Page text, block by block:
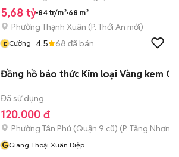
5,68 tỷ 84 tr/m² 68 m²
Phường Thạnh Xuân (P. Thới An mới)
c Cường 4.5 68 đã bán
Đồng hồ báo thức Kim loại Vàng kem
Đã sử dụng
120.000 đ
Phường Tân Phú (Quận 9 cũ) (P. Tăng Nhơn
GGiang Thoại Xuân Diệp